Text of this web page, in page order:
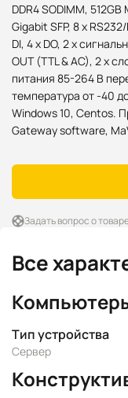
DDR4 SODIMM,
Gigabit SFP, 8 x
DI, 4 x DO, 2 x
OUT (TTL & AC), 2 x
питания 85-264 В
температура от -40
Windows 10, Centos.
Gateway software,
Задать вопрос о
Все
Тип устройства
Сервер